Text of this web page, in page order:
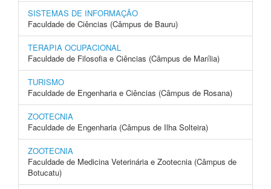
SISTEMAS DE INFORMAÇÃO
Faculdade de Ciências (Câmpus de Bauru)
TERAPIA OCUPACIONAL
Faculdade de Filosofia e Ciências (Câmpus de Marília)
TURISMO
Faculdade de Engenharia e Ciências (Câmpus de Rosana)
ZOOTECNIA
Faculdade de Engenharia (Câmpus de Ilha Solteira)
ZOOTECNIA
Faculdade de Medicina Veterinária e Zootecnia (Câmpus de
Botucatu)